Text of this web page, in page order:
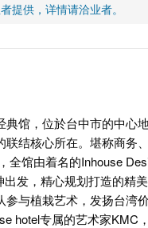
提供，详情请洽业者。
典馆，位於台中市的中心
联结核心所在。堪称商务
全馆由着名的Inhouse
出发，精心规划打造的精
参与植栽艺术，发扬台湾
hotel专属的艺术家KMC